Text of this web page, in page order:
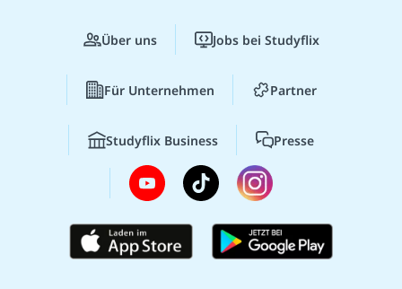
Über uns Jobs bei Studyflix
Für Unternehmen Partner
Studyflix Business Presse